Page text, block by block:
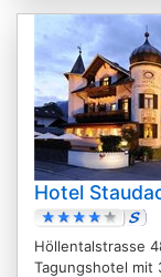
Hotel
Höllentalstrasse
Tagungshotel mit